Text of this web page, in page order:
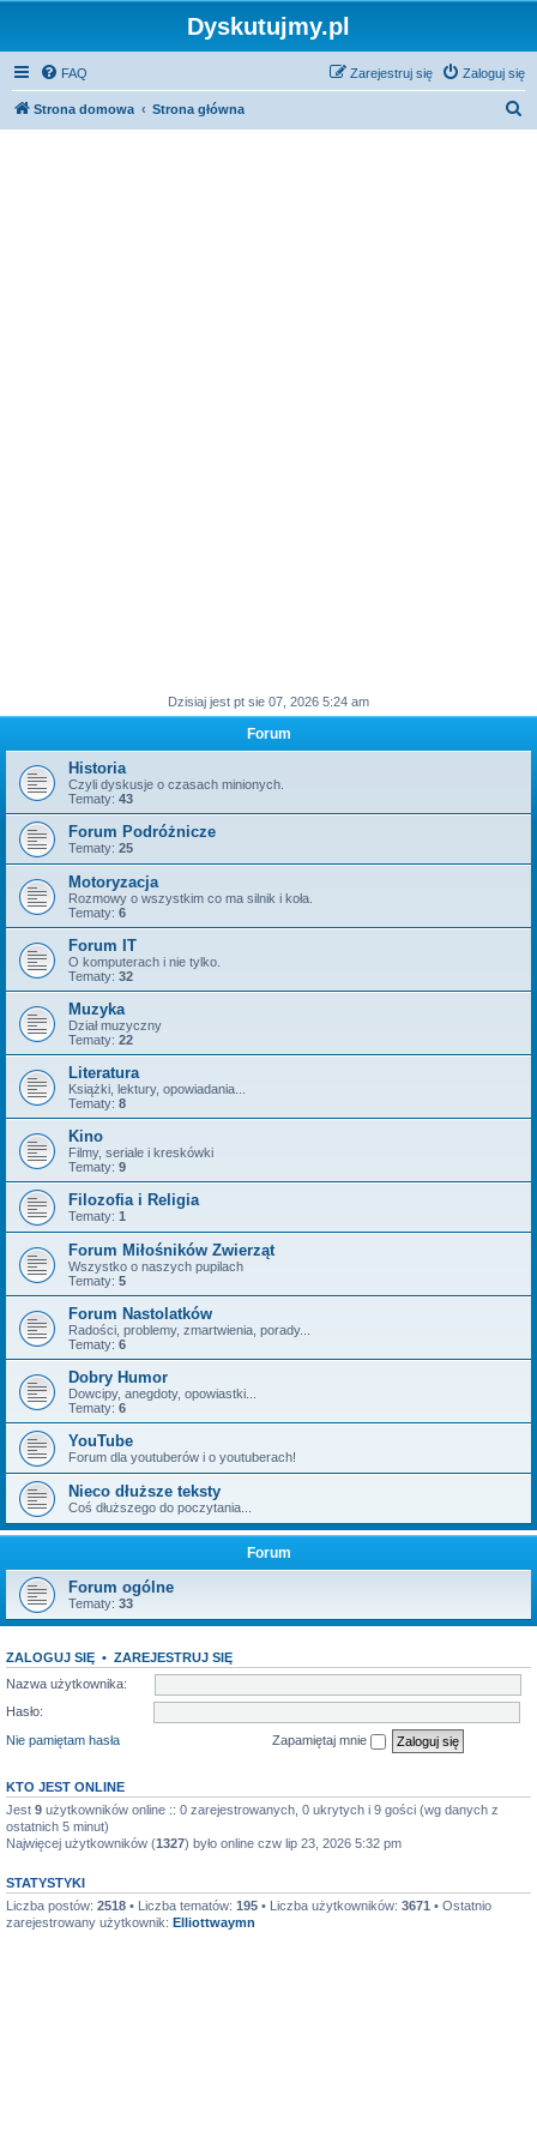
Dyskutujmy.pl
FAQ Zaloguj się
Zarejestruj się
Strona domowa Strona główna
Dzisiaj jest pt sie 07, 2026 5:24 am
Forum
Historia
Czyli dyskusje o czasach minionych.
Tematy: 43
Forum Podróżnicze
Tematy: 25
Motoryzacja
Rozmowy o wszystkim co ma silnik i koła.
Tematy: 6
Forum IT
O komputerach i nie tylko.
Tematy: 32
Muzyka
Dział muzyczny
Tematy: 22
Literatura
Książki, lektury, opowiadania...
Tematy: 8
Kino
Filmy, seriale i kreskówki
Tematy: 9
Filozofia i Religia
Tematy: 1
Forum Miłośników Zwierząt
Wszystko o naszych pupilach
Tematy: 5
Forum Nastolatków
Radości, problemy, zmartwienia, porady...
Tematy: 6
Dobry Humor
Dowcipy, anegdoty, opowiastki...
Tematy: 6
YouTube
Forum dla youtuberów i o youtuberach!
Nieco dłuższe teksty
Coś dłuższego do poczytania...
Forum
Forum ogólne
Tematy: 33
ZALOGUJ SIĘ • ZAREJESTRUJ SIĘ
Nazwa użytkownika:
Hasło:
Nie pamiętam hasła
Zapamiętaj mnie
KTO JEST ONLINE
Jest 9 użytkowników online :: 0 zarejestrowanych, 0 ukrytych i 9 gości (wg danych z
ostatnich 5 minut)
Najwięcej użytkowników (1327) było online czw lip 23, 2026 5:32 pm
STATYSTYKI
Liczba postów: 2518 • Liczba tematów: 195 • Liczba użytkowników: 3671 • Ostatnio
zarejestrowany użytkownik: Elliottwaymn